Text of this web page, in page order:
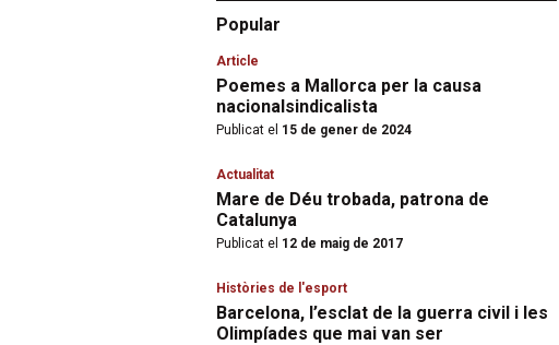
Popular
Article
Poemes a Mallorca per la causa
nacionalsindicalista
Publicat el 15 de gener de 2024
Actualitat
Mare de Déu trobada, patrona de
Catalunya
Publicat el 12 de maig de 2017
Històries de l'esport
Barcelona, l’esclat de la guerra civil i les
Olimpíades que mai van ser